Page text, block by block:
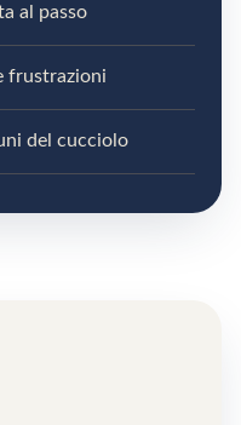
al passo
frustrazioni
del cucciolo